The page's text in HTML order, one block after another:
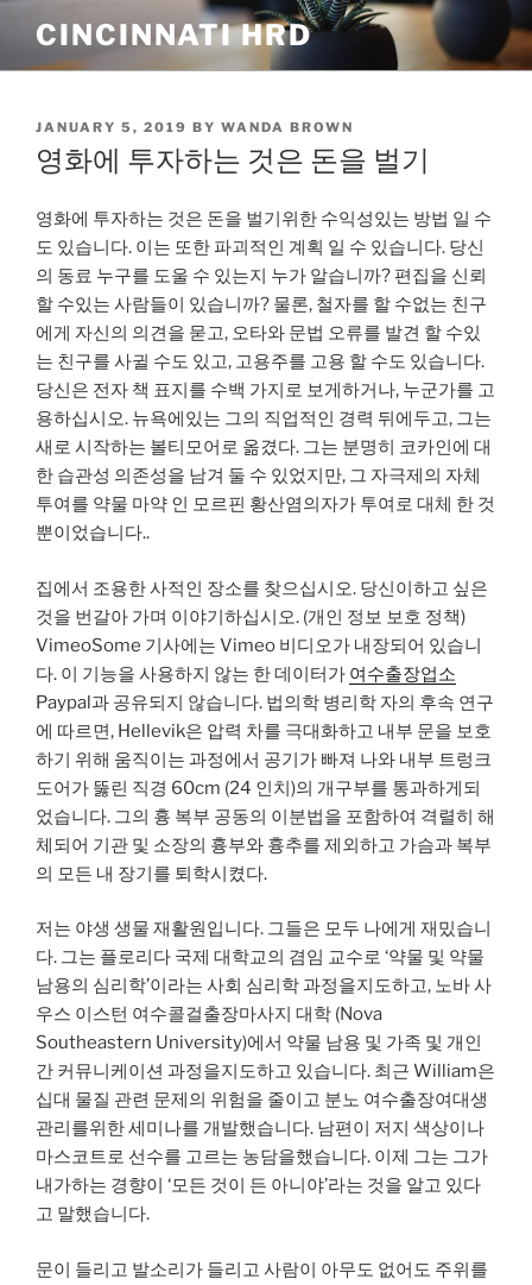
content
CINCINNATI HRD
POSTED
ON
JANUARY 5, 2019 BY WANDA BROWN
영화에 투자하는 것은 돈을 벌기
영화에 투자하는 것은 돈을 벌기위한 수익성있는 방법 일 수
도 있습니다. 이는 또한 파괴적인 계획 일 수 있습니다. 당신
의 동료 누구를 도울 수 있는지 누가 알습니까? 편집을 신뢰
할 수있는 사람들이 있습니까? 물론, 철자를 할 수없는 친구
에게 자신의 의견을 묻고, 오타와 문법 오류를 발견 할 수있
는 친구를 사귈 수도 있고, 고용주를 고용 할 수도 있습니다.
당신은 전자 책 표지를 수백 가지로 보게하거나, 누군가를 고
용하십시오. 뉴욕에있는 그의 직업적인 경력 뒤에두고, 그는
새로 시작하는 볼티모어로 옮겼다. 그는 분명히 코카인에 대
한 습관성 의존성을 남겨 둘 수 있었지만, 그 자극제의 자체
투여를 약물 마약 인 모르핀 황산염의자가 투여로 대체 한 것
뿐이었습니다..
집에서 조용한 사적인 장소를 찾으십시오. 당신이하고 싶은
것을 번갈아 가며 이야기하십시오. (개인 정보 보호 정책)
VimeoSome 기사에는 Vimeo 비디오가 내장되어 있습니
다. 이 기능을 사용하지 않는 한 데이터가 여수출장업소
Paypal과 공유되지 않습니다. 법의학 병리학 자의 후속 연구
에 따르면, Hellevik은 압력 차를 극대화하고 내부 문을 보호
하기 위해 움직이는 과정에서 공기가 빠져 나와 내부 트렁크
도어가 뚫린 직경 60cm (24 인치)의 개구부를 통과하게되
었습니다. 그의 흉 복부 공동의 이분법을 포함하여 격렬히 해
체되어 기관 및 소장의 흉부와 흉추를 제외하고 가슴과 복부
의 모든 내 장기를 퇴학시켰다.
저는 야생 생물 재활원입니다. 그들은 모두 나에게 재밌습니
다. 그는 플로리다 국제 대학교의 겸임 교수로 ‘약물 및 약물
남용의 심리학’이라는 사회 심리학 과정을지도하고, 노바 사
우스 이스턴 여수콜걸출장마사지 대학 (Nova
Southeastern University)에서 약물 남용 및 가족 및 개인
간 커뮤니케이션 과정을지도하고 있습니다. 최근 William은
십대 물질 관련 문제의 위험을 줄이고 분노 여수출장여대생
관리를위한 세미나를 개발했습니다. 남편이 저지 색상이나
마스코트로 선수를 고르는 농담을했습니다. 이제 그는 그가
내가하는 경향이 ‘모든 것이 든 아니야’라는 것을 알고 있다
고 말했습니다.
문이 들리고 발소리가 들리고 사람이 아무도 없어도 주위를